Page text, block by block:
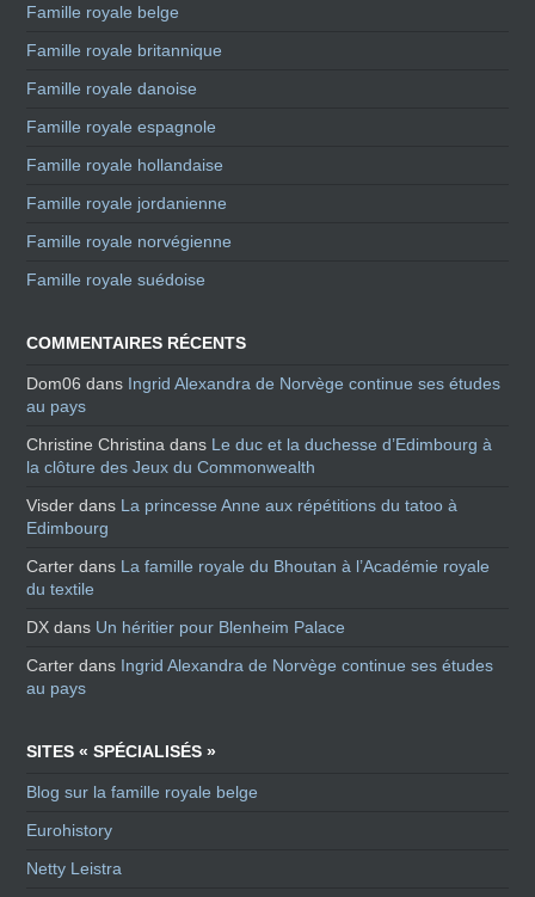
Famille royale belge
Famille royale britannique
Famille royale danoise
Famille royale espagnole
Famille royale hollandaise
Famille royale jordanienne
Famille royale norvégienne
Famille royale suédoise
COMMENTAIRES RÉCENTS
Dom06 dans Ingrid Alexandra de Norvège continue ses études
au pays
Christine Christina dans Le duc et la duchesse d’Edimbourg à
la clôture des Jeux du Commonwealth
Visder dans La princesse Anne aux répétitions du tatoo à
Edimbourg
Carter dans La famille royale du Bhoutan à l’Académie royale
du textile
DX dans Un héritier pour Blenheim Palace
Carter dans Ingrid Alexandra de Norvège continue ses études
au pays
SITES « SPÉCIALISÉS »
Blog sur la famille royale belge
Eurohistory
Netty Leistra